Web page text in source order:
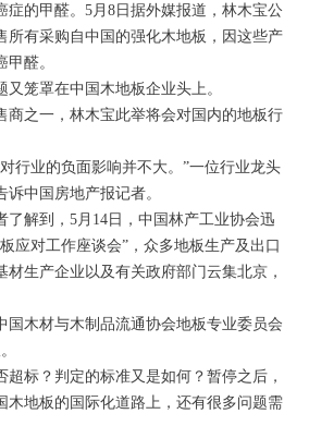
症的甲醛。5月8日据外媒报道，林木宝公
所有采购自中国的强化木地板，因这些产
醛。
笼罩在中国木地板企业头上。
商之一，林木宝此举将会对国内的地板行
行业的负面影响并不大。”一位行业龙头
中国房地产报记者。
了解到，5月14日，中国林产工业协会迅
应对工作座谈会”，众多地板生产及出口
材生产企业以及有关政府部门云集北京，
国木材与木制品流通协会地板专业委员会
标？判定的标准又是如何？暂停之后，
木地板的国际化道路上，还有很多问题需